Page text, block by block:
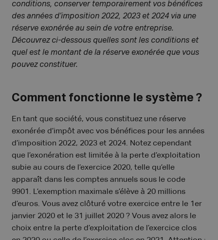
conditions, conserver temporairement vos bénéfices
des années d’imposition 2022, 2023 et 2024 via une
réserve exonérée au sein de votre entreprise.
Découvrez ci-dessous quelles sont les conditions et
quel est le montant de la réserve exonérée que vous
pouvez constituer.
Comment fonctionne le système ?
En tant que société, vous constituez une réserve
exonérée d’impôt avec vos bénéfices pour les années
d’imposition 2022, 2023 et 2024. Notez cependant
que l’exonération est limitée à la perte d’exploitation
subie au cours de l’exercice 2020, telle qu’elle
apparaît dans les comptes annuels sous le code
9901. L’exemption maximale s’élève à 20 millions
d’euros. Vous avez clôturé votre exercice entre le 1er
janvier 2020 et le 31 juillet 2020 ? Vous avez alors le
choix entre la perte d’exploitation de l’exercice clos